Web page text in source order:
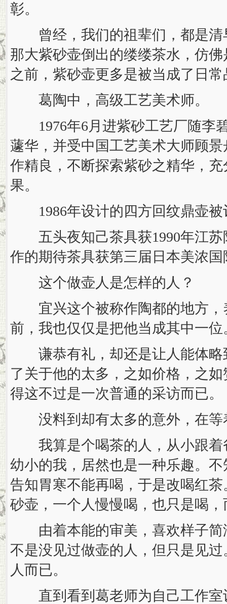
彰。
曾经，我们的祖辈们，都是清
那大紫砂壶倒出的缕缕茶水，仿
之前，紫砂壶更多是被当成了日
葛陶中，高级工艺美术师。
1976年6月进紫砂工艺厂随李碧
蘧华，并受中国工艺美术大师顾
作精良，不断探索紫砂之精华，
果。
1986年设计的四方回纹鼎壶被
五头夜知己茶具获1990年江苏
作的期待茶具获第三届日本美浓
这个做壶人是怎样的人？
宜兴这个被称作陶都的地方，
前，我也仅仅是把他当成其中一位
谦恭有礼，却还是让人能体略
了关于他的太多，之如价格，之
得这不过是一次普通的采访而已。
没料到却有太多的意外，在等
我算是个喝茶的人，从小跟着
幼小的我，居然也是一种乐趣。
告知胃寒不能再喝，于是改喝红
砂壶，一个人慢慢喝，也只是喝，
由着本能的审美，喜欢样子简
不是没见过做壶的人，但只是见
人而已。
直到看到葛老师为自己工作室